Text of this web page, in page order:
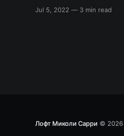
рода задачами, как и
Jul 5, 2022 — 3 min read
Лофт Миколи Сарри © 2026